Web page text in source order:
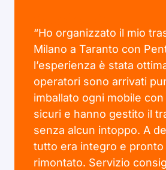
“Ho organizzato il mio
Milano a Taranto con
l’esperienza è stata
operatori sono arrivati
imballato ogni mobile
sicuri e hanno gestito il
senza alcun intoppo. A
tutto era integro e
rimontato. Servizio